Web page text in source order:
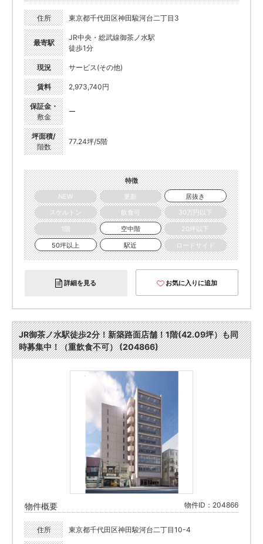
住所 東京都千代田区神田駿河台二丁目3
最寄駅
JR中央・総武線御茶ノ水駅
徒歩1分
現況 サービス(その他)
賃料 2,973,740円
保証金・
敷金
ー
坪面積/
階数
77.24坪/5階
特徴
NEW
更新
居抜き
スケルトン
飲食可
30万円以下
1階
空中階
20坪以下
50坪以上
駅近 ロードサイド
詳細を見る お気に入りに追加
JR御茶ノ水駅徒歩2分！新築路面店舗！1階(42.09坪）も同
時募集中！（重飲食不可） (204866)
物件概要 物件ID：204866
住所 東京都千代田区神田駿河台二丁目10-4